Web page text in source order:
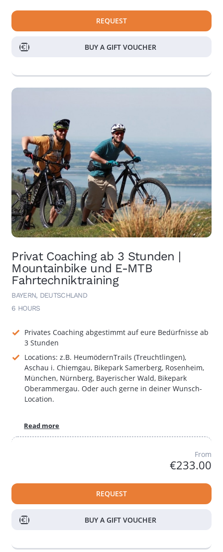
REQUEST
BUY A GIFT VOUCHER
Privat Coaching ab 3 Stunden |
Mountainbike und E-MTB
Fahrtechniktraining
BAYERN, DEUTSCHLAND
6 HOURS
Privates Coaching abgestimmt auf eure Bedürfnisse ab
3 Stunden
Locations: z.B. HeumödernTrails (Treuchtlingen),
Aschau i. Chiemgau, Bikepark Samerberg, Rosenheim,
München, Nürnberg, Bayerischer Wald, Bikepark
Oberammergau. Oder auch gerne in deiner Wunsch-
Location.
Read more
From
€233.00
REQUEST
BUY A GIFT VOUCHER